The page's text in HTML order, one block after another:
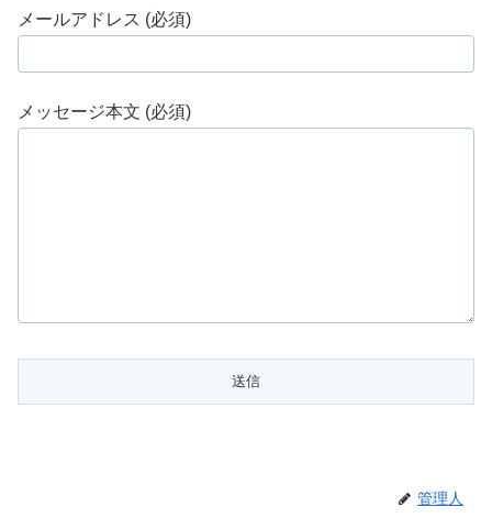
メールアドレス (必須)
メッセージ本文 (必須)
管理人